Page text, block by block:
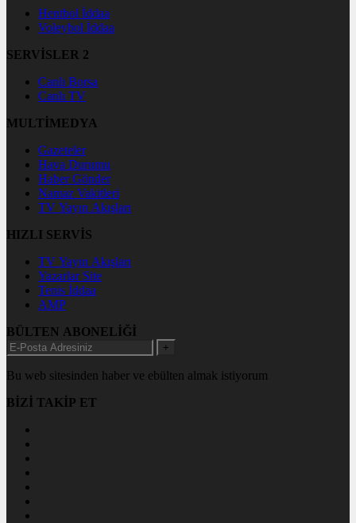
Hentbol İddaa
Voleybol İddaa
SERVİSLER 2
Canlı Borsa
Canlı TV
MULTİMEDYA
Gazeteler
Hava Durumu
Haber Gönder
Namaz Vakitleri
TV Yayın Akışları
HIZLI SERVİS
TV Yayın Akışları
Yazarlar Site
Tenis İddaa
AMP
BÜLTEN ABONELİĞİ
+
Bu web sitesinden haber ve ebülten almak istiyorum
BİZİ TAKİP ET